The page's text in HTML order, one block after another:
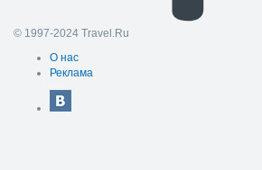
© 1997-2024 Travel.Ru
О нас
Реклама